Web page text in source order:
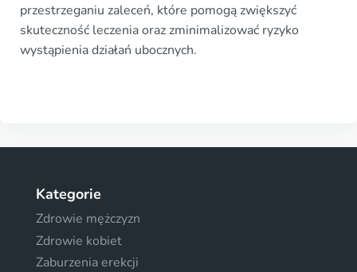
przestrzeganiu zaleceń, które pomogą zwiększyć
skuteczność leczenia oraz zminimalizować ryzyko
wystąpienia działań ubocznych.
Kategorie
Zdrowie mężczyzn
Zdrowie kobiet
Zaburzenia erekcji